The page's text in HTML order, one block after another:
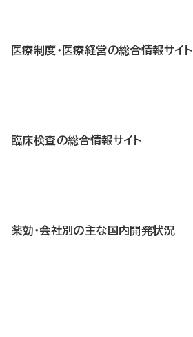
医療制度・医療経営の総合情報サイト
臨床検査の総合情報サイト
薬効・会社別の主な国内開発状況